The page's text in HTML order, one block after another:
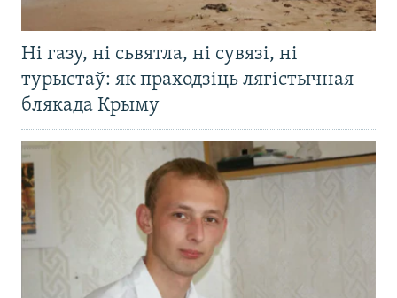
Ні газу, ні сьвятла, ні сувязі, ні
турыстаў: як праходзіць лягістычная
блякада Крыму